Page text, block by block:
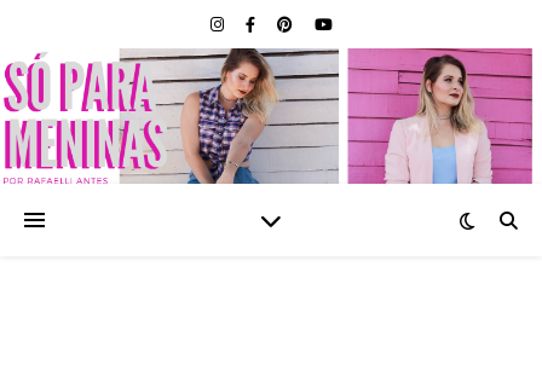
SÓ PARA MENINAS |
BLOG FEMININO POR
RAFAELLI ANTES